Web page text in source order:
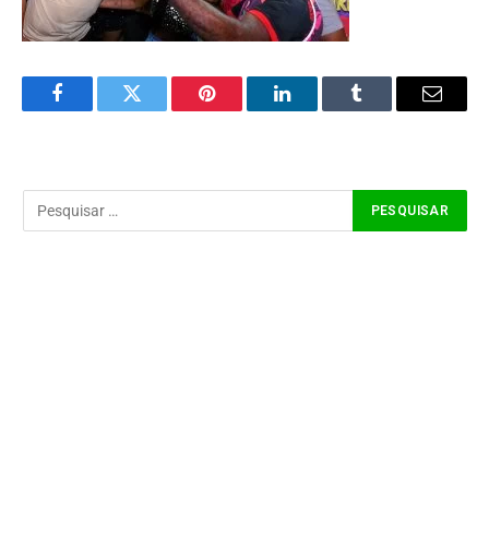
FacebookTwitter Pinterest LinkedInTumblr Email